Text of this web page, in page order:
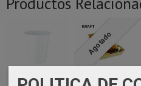
Agotado